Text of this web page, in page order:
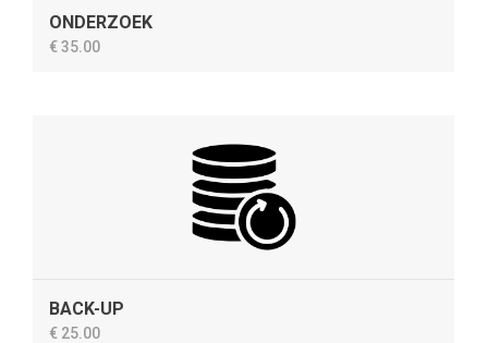
ONDERZOEK
€ 35.00
BACK-UP
€ 25.00